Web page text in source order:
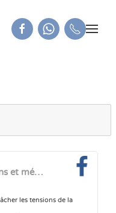
Thibaut Breuls - Soins et méditation
les tensions de la